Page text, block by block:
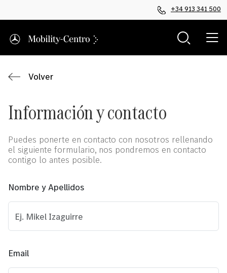
+34 913 341 500
Volver
Información y contacto
Puedes ponerte en contacto con nosotros rellenando
el siguiente formulario, nos pondremos en contacto
contigo lo antes posible.
Nombre y Apellidos
Email